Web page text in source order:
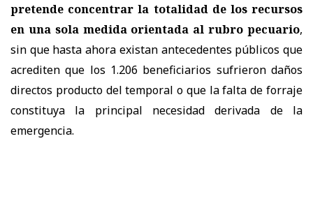
pretende concentrar la totalidad de los recursos
en una sola medida orientada al rubro pecuario,
sin que hasta ahora existan antecedentes públicos que
acrediten que los 1.206 beneficiarios sufrieron daños
directos producto del temporal o que la falta de forraje
constituya la principal necesidad derivada de la
emergencia.